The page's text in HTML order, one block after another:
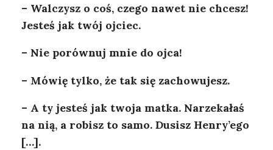
– Walczysz o coś, czego nawet nie chcesz!
Jesteś jak twój ojciec.
– Nie porównuj mnie do ojca!
– Mówię tylko, że tak się zachowujesz.
– A ty jesteś jak twoja matka. Narzekałaś
na nią, a robisz to samo. Dusisz Henry’ego
[…].